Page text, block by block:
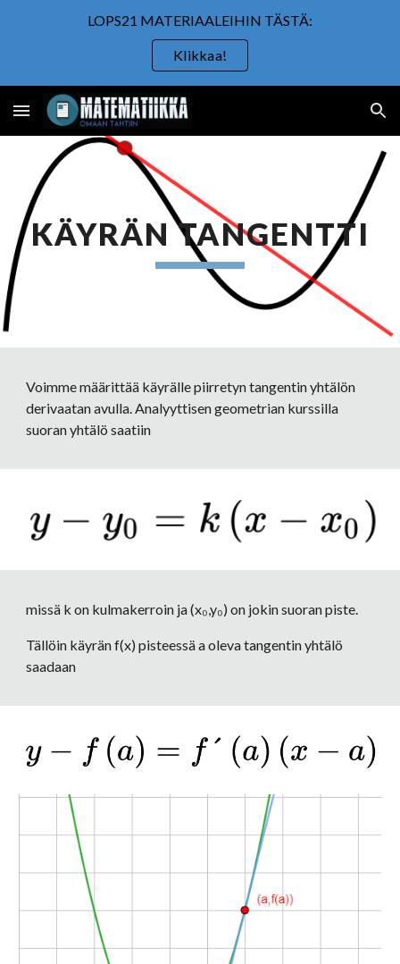
LOPS21 MATERIAALEIHIN TÄSTÄ:
Klikkaa!
KÄYRÄN TANGENTTI
Voimme määrittää käyrälle piirretyn tangentin yhtälön
derivaatan avulla. Analyyttisen geometrian kurssilla
suoran yhtälö saatiin
missä k on kulmakerroin ja (x₀,y₀) on jokin suoran piste.
Tällöin käyrän f(x) pisteessä a oleva tangentin yhtälö
saadaan